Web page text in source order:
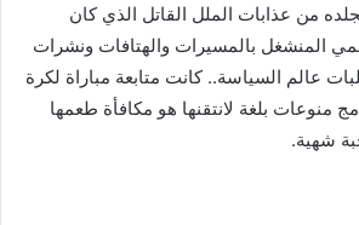
من عذابات الملل القاتل الذي كان
المنشغل بالمسيرات والهتافات ونشرات
عالم السياسة.. كانت متابعة مباراة لكرة
منوعات بلغة لانتقنها هو مكافأة طعمها
شهية.